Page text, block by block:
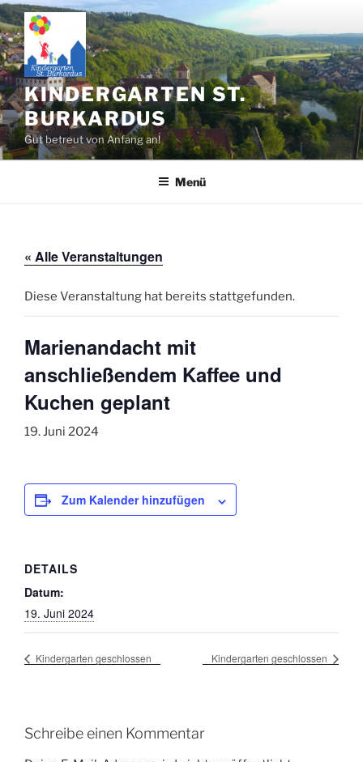
Zum
Inhalt
springen
KINDERGARTEN ST.
BURKARDUS
Gut betreut von Anfang an!
Menü
« Alle Veranstaltungen
Diese Veranstaltung hat bereits stattgefunden.
Marienandacht mit
anschließendem Kaffee und
Kuchen geplant
19. Juni 2024
Zum Kalender hinzufügen
DETAILS
Datum:
19. Juni 2024
Kindergarten geschlossen Kindergarten geschlossen
Schreibe einen Kommentar